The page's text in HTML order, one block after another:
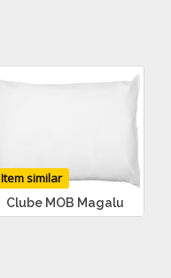
Item similar
Clube MOB Magalu